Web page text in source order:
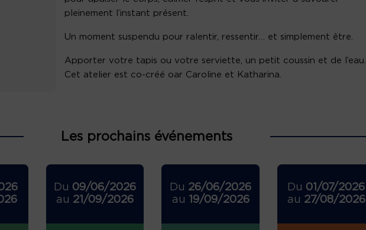
pleinement l’instant présent.
Un moment suspendu pour ralentir, ressentir… et simplement être.
Apporter votre tapis ou votre serviette, un petit coussin et de l’eau.
Cet atelier est co-créé oar Caroline et Katharina.
Les prochains événements
Du 09/06/2026
au 21/09/2026
Du 26/06/2026
au 19/09/2026
Du 01/07/2026
au 27/08/2026